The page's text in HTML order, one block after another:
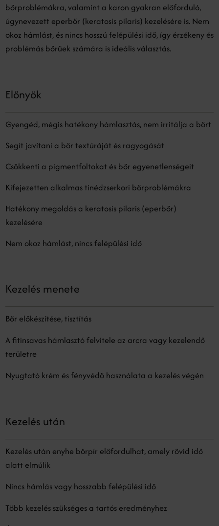
bőrproblémákra, valamint a karon gyakran előforduló,
úgynevezett eperbőr (keratosis pilaris) kezelésére is. Nem
okoz hámlást, és nincs hosszú felépülési idő, így érzékeny és
problémás bőrűek számára is ideális választás.
Előnyök
Gyengéd, mégis hatékony hámlasztás, nem irritálja a bőrt
Segít javítani a bőr textúráját és ragyogását
Csökkenti a pigmentfoltokat és bőr egyenetlenségeit
Kifejezetten alkalmas tinédzserkori bőrproblémákra
Hatékony megoldás a keratosis pilaris (eperbőr)
kezelésére
Nem okoz hámlást, nincs felépülési idő
Kezelés menete
Bőr előkészítése, tisztítás
A fitinsavas hámlasztó felvitele az arcra vagy kezelendő
területre
Nyugtató krém és fényvédő használata a kezelés végén
Kezelés után
Kezelés után enyhe bőrpír előfordulhat, amely rövid idő
alatt elmúlik
Nincs hámlás vagy hosszabb felépülési idő
Több kezelés szükséges a tartós eredményhez